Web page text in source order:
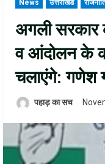
News उत्तराखंड
अगली सरकार
व आंदोलन के
चलाएंगे: गणेश
पहाड़ का सच